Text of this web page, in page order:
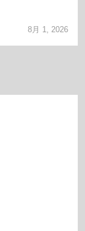
8月 1, 2026